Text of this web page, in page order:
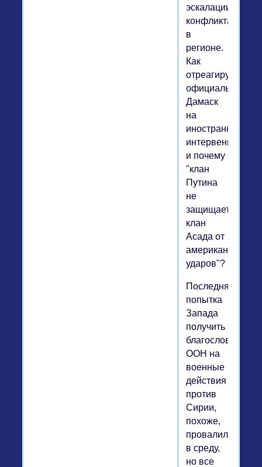
эскалации
конфликта
в
регионе.
Как
отреагирует
официальный
Дамаск
на
иностранную
интервенцию
и почему
"клан
Путина
не
защищает
клан
Асада от
американских
ударов"?
Последняя
попытка
Запада
получить
благословение
ООН на
военные
действия
против
Сирии,
похоже,
провалилась
в среду,
но все